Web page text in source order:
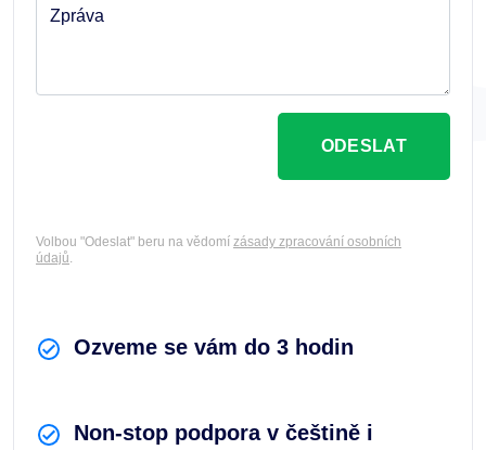
Ozveme se vám do 3 hodin
Non-stop podpora v češtině i
Zpráva
ODESLAT
Volbou "Odeslat" beru na vědomí zásady zpracování osobních
údajů.